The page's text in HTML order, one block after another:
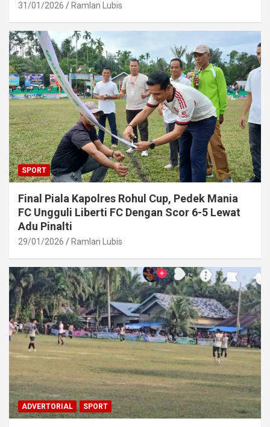
31/01/2026 Ramlan Lubis
SPORT
Final Piala Kapolres Rohul Cup, Pedek Mania
FC Ungguli Liberti FC Dengan Scor 6-5 Lewat
Adu Pinalti
29/01/2026 Ramlan Lubis
ADVERTORIAL SPORT